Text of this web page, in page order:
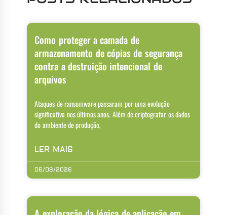
Como proteger a camada de
armazenamento de cópias de segurança
contra a destruição intencional de
arquivos
Ataques de ransomware passaram por uma evolução
significativa nos últimos anos. Além de criptografar os dados
do ambiente de produção,
LER MAIS
06/08/2026